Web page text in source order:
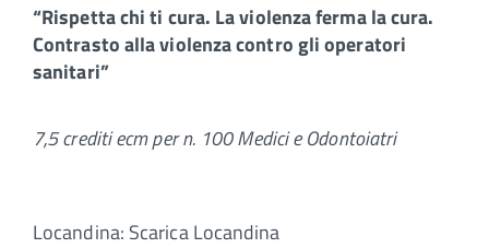
“Rispetta chi ti cura. La violenza ferma la cura.
Contrasto alla violenza controgli operatori
sanitari”
7,5 crediti ecm per n. 100 Medici e Odontoiatri
Locandina: Scarica Locandina